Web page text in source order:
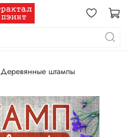
Деревянные штампы